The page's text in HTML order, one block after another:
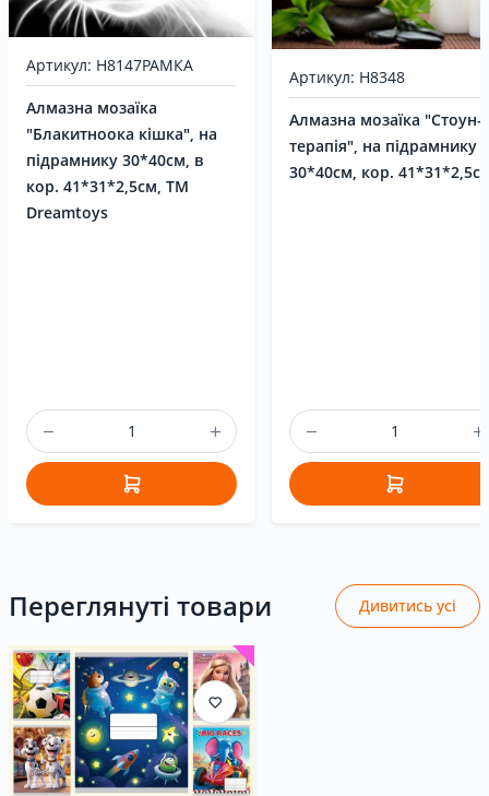
Артикул: H8147РАМКА
Алмазна мозаїка
"Блакитноока кішка", на
підрамнику 30*40см, в
кор. 41*31*2,5см, ТМ
Dreamtoys
Артикул: H8348
Алмазна мозаїка "Стоун-
терапія", на підрамнику
30*40см, кор.
Переглянуті товари Дивитись усі